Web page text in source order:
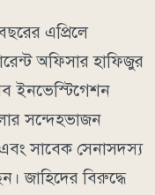
এপ্রিলে
অফিসার হাফিজুর
ইনভেস্টিগেশন
সন্দেহভাজন
এবং সাবেক সেনাসদস্য
জাহিদের বিরুদ্ধে